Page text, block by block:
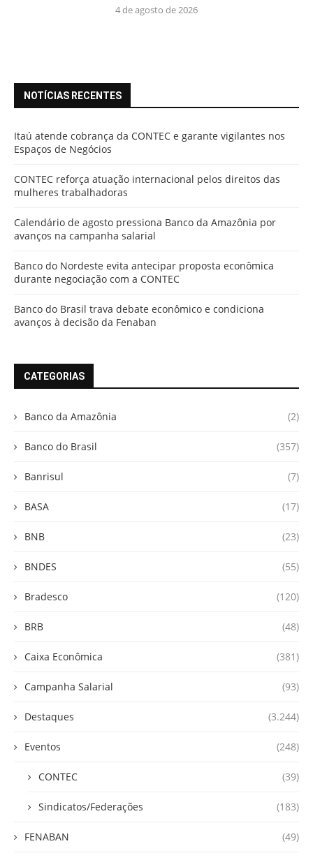
4 de agosto de 2026
NOTÍCIAS RECENTES
Itaú atende cobrança da CONTEC e garante vigilantes nos
Espaços de Negócios
CONTEC reforça atuação internacional pelos direitos das
mulheres trabalhadoras
Calendário de agosto pressiona Banco da Amazônia por
avanços na campanha salarial
Banco do Nordeste evita antecipar proposta econômica
durante negociação com a CONTEC
Banco do Brasil trava debate econômico e condiciona
avanços à decisão da Fenaban
CATEGORIAS
Banco da Amazônia (2)
Banco do Brasil (357)
Banrisul (7)
BASA (17)
BNB (23)
BNDES (55)
Bradesco (120)
BRB (48)
Caixa Econômica (381)
Campanha Salarial (93)
Destaques (3.244)
Eventos (248)
CONTEC (39)
Sindicatos/Federações (183)
FENABAN (49)